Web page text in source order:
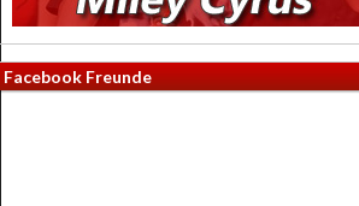
Facebook Freunde